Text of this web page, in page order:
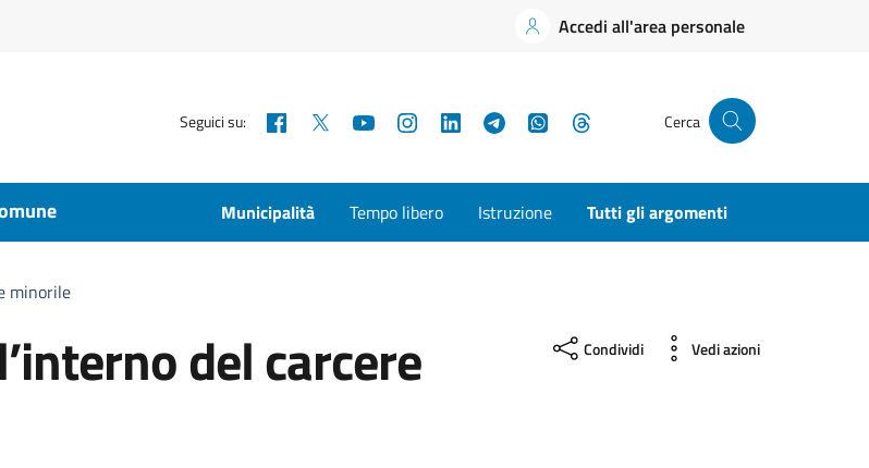
Accedi all'area personale
Seguici su: Facebook YouTubeInstagramLinkedInTelegramWhatsApp Cerca
Municipalità Tempo libero Istruzione Tutti gli argomenti
minorile
del carcere Condividi Vedi azioni